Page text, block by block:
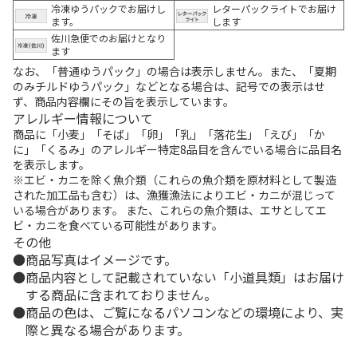
冷凍ゆうパックでお届けし
ます。
レターパックライトでお届け
します
佐川急便でのお届けとなり
ます
なお、「普通ゆうパック」の場合は表示しません。また、「夏期
のみチルドゆうパック」などとなる場合は、記号での表示はせ
ず、商品内容欄にその旨を表示しています。
アレルギー情報について
商品に「小麦」「そば」「卵」「乳」「落花生」「えび」「か
に」「くるみ」のアレルギー特定8品目を含んでいる場合に品目名
を表示します。
※エビ・カニを除く魚介類（これらの魚介類を原材料として製造
された加工品も含む）は、漁獲漁法によりエビ・カニが混じって
いる場合があります。 また、これらの魚介類は、エサとしてエ
ビ・カニを食べている可能性があります。
その他
商品写真はイメージです。
商品内容として記載されていない「小道具類」はお届け
する商品に含まれておりません。
商品の色は、ご覧になるパソコンなどの環境により、実
際と異なる場合があります。